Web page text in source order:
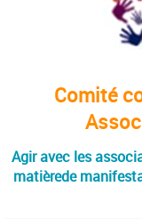
Comité
Agir avec les
matièrede